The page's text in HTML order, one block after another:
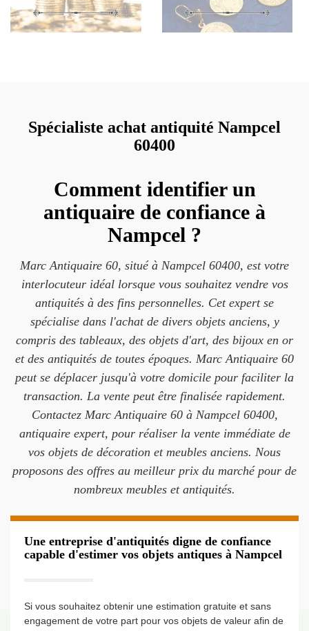
Spécialiste achat antiquité Nampcel
60400
Comment identifier un
antiquaire de confiance à
Nampcel ?
Marc Antiquaire 60, situé à Nampcel 60400, est votre
interlocuteur idéal lorsque vous souhaitez vendre vos
antiquités à des fins personnelles. Cet expert se
spécialise dans l'achat de divers objets anciens, y
compris des tableaux, des objets d'art, des bijoux en or
et des antiquités de toutes époques. Marc Antiquaire 60
peut se déplacer jusqu'à votre domicile pour faciliter la
transaction. La vente peut être finalisée rapidement.
Contactez Marc Antiquaire 60 à Nampcel 60400,
antiquaire expert, pour réaliser la vente immédiate de
vos objets de décoration et meubles anciens. Nous
proposons des offres au meilleur prix du marché pour de
nombreux meubles et antiquités.
Une entreprise d'antiquités digne de confiance
capable d'estimer vos objets antiques à Nampcel
Si vous souhaitez obtenir une estimation gratuite et sans
engagement de votre part pour vos objets de valeur afin de